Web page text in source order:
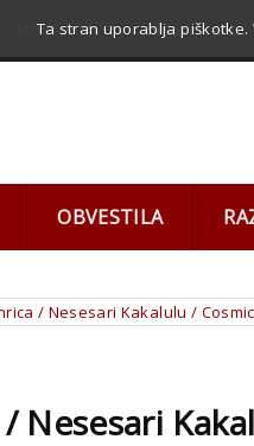
Ta stran uporablja
MOSTOVNA PRESS
OBVESTILA
/ Nesesari Kakalulu /
Nesesari